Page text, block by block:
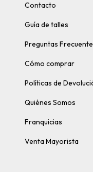
Contacto
Guía de talles
Preguntas
Cómo comprar
Políticas de
Quiénes Somos
Franquicias
Venta Mayorista